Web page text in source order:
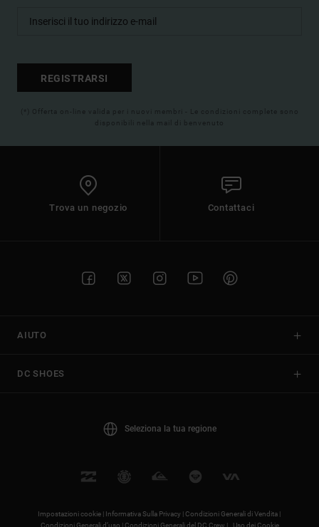
REGISTRARSI
(*) Offerta on-line valida per i nuovi membri - Le condizioni complete sono
disponibili nella mail di benvenuto
Trova un negozio Contattaci
AIUTO
DC SHOES
Seleziona la tua regione
Impostazioni cookie | Informativa Sulla Privacy |Condizioni Generali di Vendita |
Condizioni Generali d’uso |Condizioni Generali del DC Crew | Uso dei Cookie